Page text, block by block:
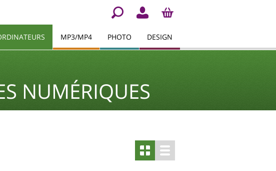
MP3/MP4 PHOTO DESIGN
NUMÉRIQUES